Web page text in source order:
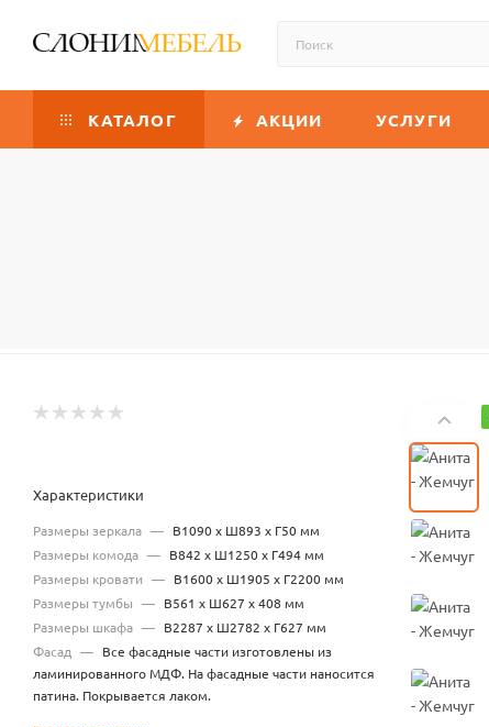
КАТАЛОГ АКЦИИ УСЛУГИ
Характеристики
Размеры зеркала — В1090 х Ш893 х Г50 мм
Размеры комода — В842 х Ш1250 х Г494 мм
Размеры кровати — В1600 х Ш1905 х Г2200 мм
Размеры тумбы — В561 х Ш627 х 408 мм
Размеры шкафа — В2287 х Ш2782 х Г627 мм
Фасад — Все фасадные части изготовлены из
ламинированного МДФ. На фасадные части наносится
патина. Покрывается лаком.